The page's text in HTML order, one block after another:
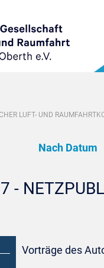
LUFT- UND
Nach Datum
-
Vorträge des